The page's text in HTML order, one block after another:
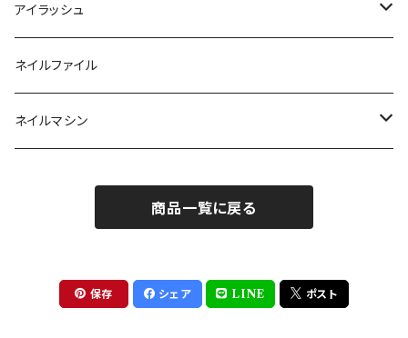
ソフトジェルチップ
ツール
パール
パウダー
ストーン
ドライフラワー
アイラッシュ
まつげ
グルー/リムーバー
ネイルファイル
ネイルマシン
商品一覧に戻る
保存 シェア LINE ポスト